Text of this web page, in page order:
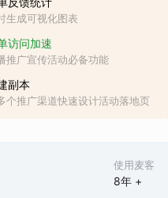
使用麦客
8年 +
生成可视化图表
访问加速
推广宣传活动必备功能
副本
个推广渠道快速设计活动落地页